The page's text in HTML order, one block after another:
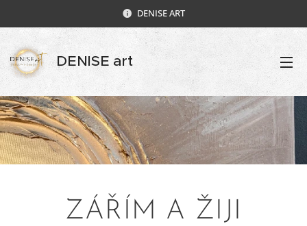
DENISE ART
DENISE art
ZÁŘÍM A ŽIJI